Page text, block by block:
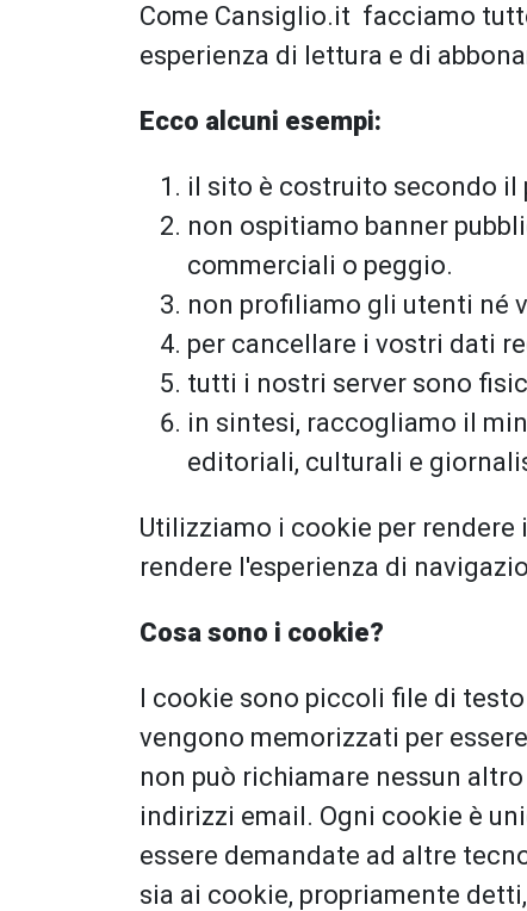
Come Cansiglio.it facciamo
esperienza di lettura e di
Ecco alcuni esempi:
il sito è costruito secondo il
non ospitiamo banner
commerciali o peggio.
non profiliamo gli utenti né
per cancellare i vostri dati
tutti i nostri server sono
in sintesi, raccogliamo il
editoriali, culturali e
Utilizziamo i cookie per
rendere l'esperienza di
Cosa sono i cookie?
I cookie sono piccoli file di
vengono memorizzati per
non può richiamare nessun
indirizzi email. Ogni cookie è
essere demandate ad altre
sia ai cookie, propriamente